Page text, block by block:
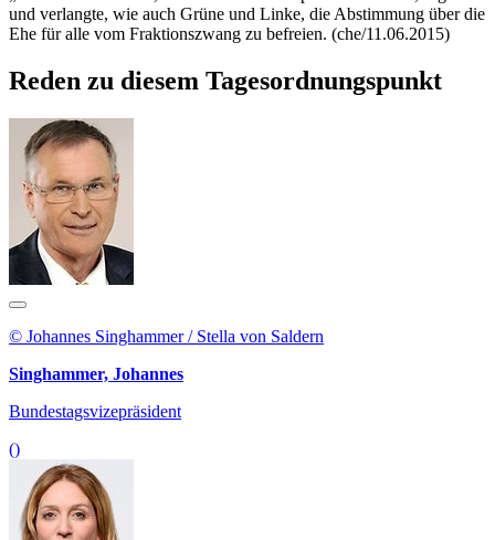
und verlangte, wie auch Grüne und Linke, die Abstimmung über die
Ehe für alle vom Fraktionszwang zu befreien. (che/11.06.2015)
Reden zu diesem Tagesordnungspunkt
© Johannes Singhammer / Stella von Saldern
Singhammer, Johannes
Bundestagsvizepräsident
()